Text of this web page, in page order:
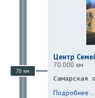
70 км
Центр
70.000 км
Самарская
Подробнее ...